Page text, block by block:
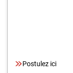
Postulez ici